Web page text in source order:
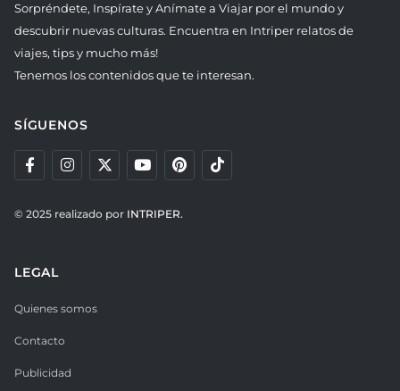
Sorpréndete, Inspírate y Anímate a Viajar por el mundo y
descubrir nuevas culturas. Encuentra en Intriper relatos de
viajes, tips y mucho más!
Tenemos los contenidos que te interesan.
SÍGUENOS
© 2025 realizado por INTRIPER.
LEGAL
Quienes somos
Contacto
Publicidad